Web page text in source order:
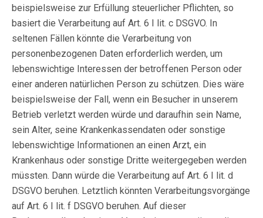
beispielsweise zur Erfüllung steuerlicher Pflichten, so
basiert die Verarbeitung auf Art. 6 I lit. c DSGVO. In
seltenen Fällen könnte die Verarbeitung von
personenbezogenen Daten erforderlich werden, um
lebenswichtige Interessen der betroffenen Person oder
einer anderen natürlichen Person zu schützen. Dies wäre
beispielsweise der Fall, wenn ein Besucher in unserem
Betrieb verletzt werden würde und daraufhin sein Name,
sein Alter, seine Krankenkassendaten oder sonstige
lebenswichtige Informationen an einen Arzt, ein
Krankenhaus oder sonstige Dritte weitergegeben werden
müssten. Dann würde die Verarbeitung auf Art. 6 I lit. d
DSGVO beruhen. Letztlich könnten Verarbeitungsvorgänge
auf Art. 6 I lit. f DSGVO beruhen. Auf dieser